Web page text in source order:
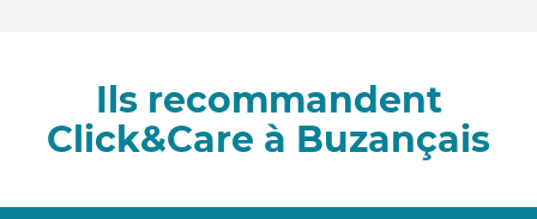
Ils recommandent
Click&Care à Buzançais